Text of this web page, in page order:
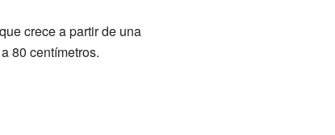
crece a partir de una
80 centímetros.